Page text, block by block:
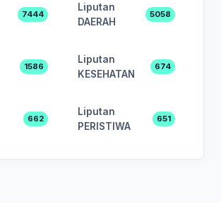
7444
Liputan
DAERAH
5058
1586
Liputan
KESEHATAN
674
662
Liputan
PERISTIWA
651